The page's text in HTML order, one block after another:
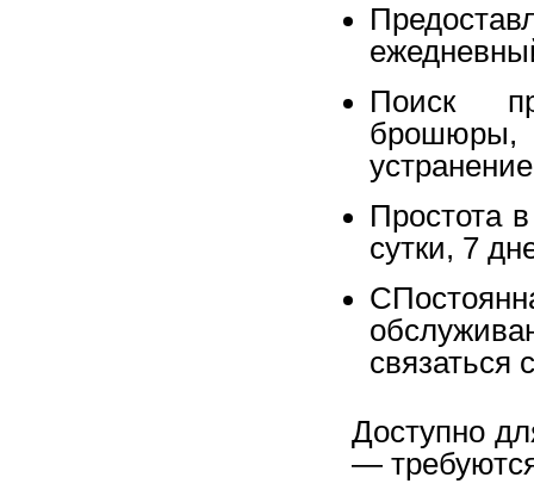
Поиск
брошюры,
Простота
сутки, 7
связаться
Доступно
―